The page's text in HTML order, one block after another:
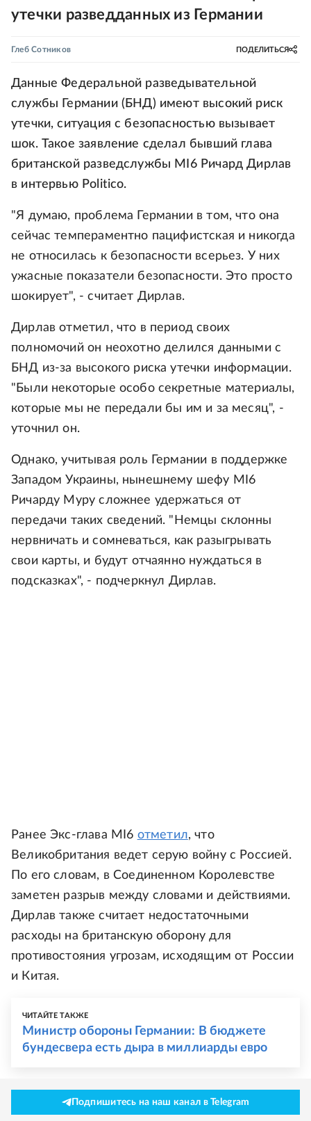
утечки разведданных из Германии
Глеб Сотников ПОДЕЛИТЬСЯ
Данные Федеральной разведывательной
службы Германии (БНД) имеют высокий риск
утечки, ситуация с безопасностью вызывает
шок. Такое заявление сделал бывший глава
британской разведслужбы MI6 Ричард Дирлав
в интервью Politico.
"Я думаю, проблема Германии в том, что она
сейчас темпераментно пацифистская и никогда
не относилась к безопасности всерьез. У них
ужасные показатели безопасности. Это просто
шокирует", - считает Дирлав.
Дирлав отметил, что в период своих
полномочий он неохотно делился данными с
БНД из-за высокого риска утечки информации.
"Были некоторые особо секретные материалы,
которые мы не передали бы им и за месяц", -
уточнил он.
Однако, учитывая роль Германии в поддержке
Западом Украины, нынешнему шефу MI6
Ричарду Муру сложнее удержаться от
передачи таких сведений. "Немцы склонны
нервничать и сомневаться, как разыгрывать
свои карты, и будут отчаянно нуждаться в
подсказках", - подчеркнул Дирлав.
Ранее Экс-глава MI6 отметил, что
Великобритания ведет серую войну с Россией.
По его словам, в Соединенном Королевстве
заметен разрыв между словами и действиями.
Дирлав также считает недостаточными
расходы на британскую оборону для
противостояния угрозам, исходящим от России
и Китая.
ЧИТАЙТЕ ТАКЖЕ
Министр обороны Германии: В бюджете
бундесвера есть дыра в миллиарды евро
Подпишитесь на наш канал в Telegram